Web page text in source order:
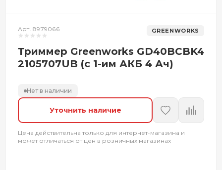
Арт. 8979066 GREENWORKS
Триммер Greenworks GD40BCBK4
2105707UB (с 1-им АКБ 4 Ач)
Нет в наличии
Уточнить наличие
Цена действительна только для интернет-магазина и
может отличаться от цен в розничных магазинах